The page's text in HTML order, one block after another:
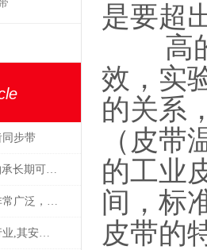
步带
让XPZ带齿三角带保持轴承长期可靠地运作的保养措施
特氟龙高温布适用范围非常广泛，作用也非常*
进口同步带服务于各个行业,其安装大同小异
是要超
高的
效，实
的关系
（皮
的工业
间，标
皮带的